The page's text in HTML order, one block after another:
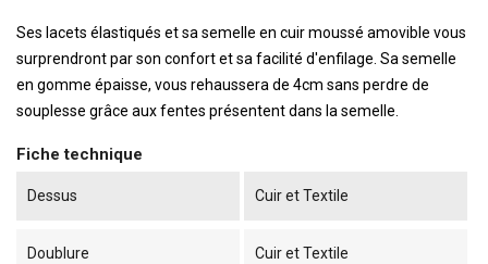
Ses lacets élastiqués et sa semelle en cuir moussé amovible vous
surprendront par son confort et sa facilité d'enfilage. Sa semelle
en gomme épaisse, vous rehaussera de 4cm sans perdre de
souplesse grâce aux fentes présentent dans la semelle.
Fiche technique
Dessus Cuir et Textile
Doublure Cuir et Textile